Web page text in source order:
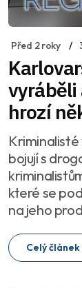
Před 2 roky
vyráběli
hrozí
Kriminalisté
bojují s
které se
na jeho
Celý článek